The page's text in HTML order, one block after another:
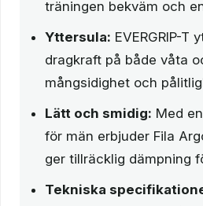
träningen bekväm och
Yttersula: EVERGRIP-
dragkraft på både våta
mångsidighet och
Lätt och smidig: Med
för män erbjuder Fila
ger tillräcklig dämpning
Tekniska